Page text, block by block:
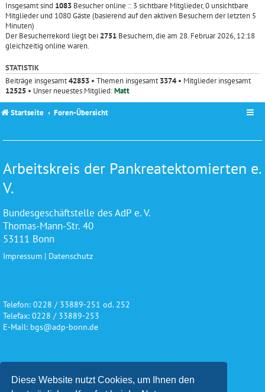
Diese Website nutzt Cookies, um Ihnen den
Insgesamt sind 1083 Besucher online :: 3 sichtbare Mitglieder, 0 unsichtbare
Mitglieder und 1080 Gäste (basierend auf den aktiven Besuchern der letzten 5
Minuten)
Der Besucherrekord liegt bei 2751 Besuchern, die am 28. Februar 2026, 12:18
gleichzeitig online waren.
STATISTIK
Beiträge insgesamt42853 • Themen insgesamt3374• Mitglieder insgesamt
12525 • Unser neuestes Mitglied:Matt
Startseite Foren-Übersicht
Arbeitskreis der Pankreatektomierten e.
V.
Bundesgeschäftstelle des AdP e. V.
Thomas-Mann-Str. 40
53111 Bonn
Impressum | Datenschutz
Telefon: 0228 / 33889-251 od. 252
Telefax: 0228 / 33889-253
E-Mail: bgs@adp-bonn.de
Wir danken für die freundliche
Unterstützung und Förderung